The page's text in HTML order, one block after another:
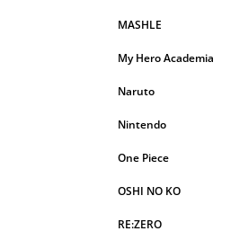
MASHLE
My Hero Academia
Naruto
Nintendo
One Piece
OSHI NO KO
RE:ZERO